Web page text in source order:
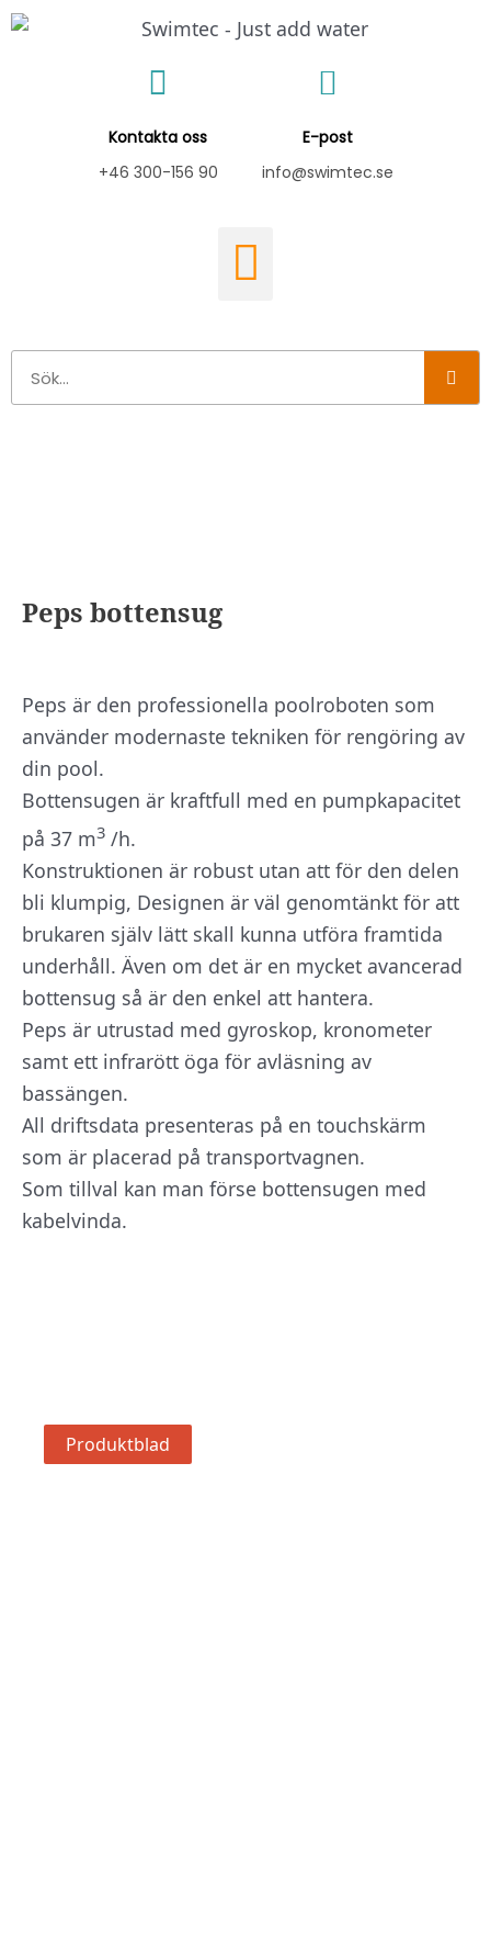
Hoppa
Kontakta oss
+46 300-156 90
E-post
info@swimtec.se
Peps bottensug
Peps är den professionella poolroboten som
använder modernaste tekniken för rengöring av
din pool.
Bottensugen är kraftfull med en pumpkapacitet
på 37 m3 /h.
Konstruktionen är robust utan att för den delen
bli klumpig, Designen är väl genomtänkt för att
brukaren själv lätt skall kunna utföra framtida
underhåll. Även om det är en mycket avancerad
bottensug så är den enkel att hantera.
Peps är utrustad med gyroskop, kronometer
samt ett infrarött öga för avläsning av
bassängen.
All driftsdata presenteras på en touchskärm
som är placerad på transportvagnen.
Som tillval kan man förse bottensugen med
kabelvinda.
Produktblad